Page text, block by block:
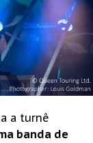
a turnê
banda de